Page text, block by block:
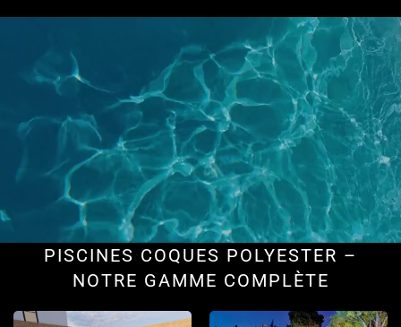
PISCINES COQUES POLYESTER –
NOTRE GAMME COMPLÈTE